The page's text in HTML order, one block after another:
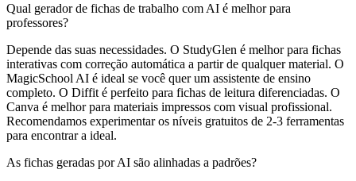
Qual gerador de fichas de trabalho com AI é melhor para
professores?
Depende das suas necessidades. O StudyGlen é melhor para fichas
interativas com correção automática a partir de qualquer material. O
MagicSchool AI é ideal se você quer um assistente de ensino
completo. O Diffit é perfeito para fichas de leitura diferenciadas. O
Canva é melhor para materiais impressos com visual profissional.
Recomendamos experimentar os níveis gratuitos de 2-3 ferramentas
para encontrar a ideal.
As fichas geradas por AI são alinhadas a padrões?